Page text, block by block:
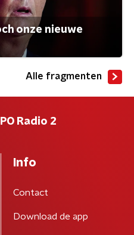
onze nieuwe
Alle fragmenten
Radio 2
Info
Contact
Download de app